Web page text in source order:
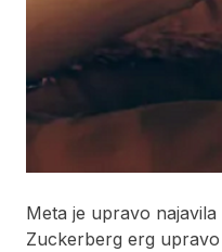
Meta je upravo
Zuckerberg erg